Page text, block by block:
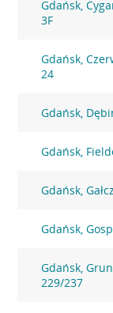
Gdańsk,
3F
Gdańsk,
24
Gdańsk,
Gdańsk,
Gdańsk,
Gdańsk,
Gdańsk,
229/237